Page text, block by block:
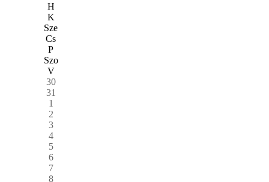
H
K
Sze
Cs
P
Szo
V
30
31
1
2
3
4
5
6
7
8